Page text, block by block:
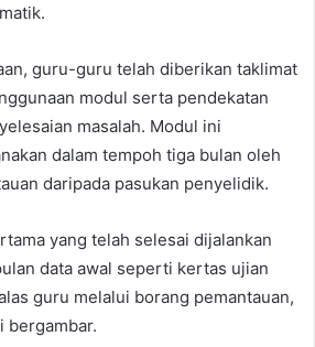
guru-guru telah diberikan taklimat
modul serta pendekatan
masalah. Modul ini
dalam tempoh tiga bulan oleh
daripada pasukan penyelidik.
yang telah selesai dijalankan
data awal seperti kertas ujian
guru melalui borang pemantauan,
bergambar.